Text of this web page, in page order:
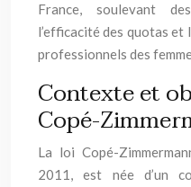
France, soulevant
l’efficacité des quotas et
professionnels des
Contexte et
Copé-
La loi Copé-
2011, est née d’un